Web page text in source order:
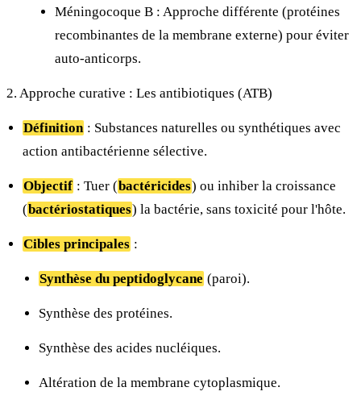
Méningocoque B : Approche différente (protéines
recombinantes de la membrane externe) pour éviter
auto-anticorps.
2. Approche curative : Les antibiotiques (ATB)
Définition : Substances naturelles ou synthétiques avec
action antibactérienne sélective.
Objectif : Tuer (bactéricides) ou inhiber la croissance
(bactériostatiques) la bactérie, sans toxicité pour l'hôte.
Cibles principales :
Synthèse du peptidoglycane (paroi).
Synthèse des protéines.
Synthèse des acides nucléiques.
Altération de la membrane cytoplasmique.